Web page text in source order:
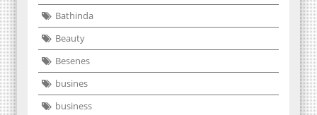
Bathinda
Beauty
Besenes
busines
business